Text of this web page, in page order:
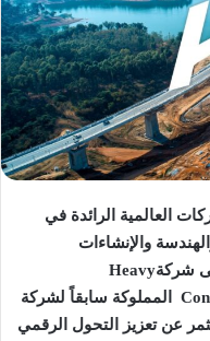
العالمية الرائدة في
والإنشاءات
وإدارة المباني، استكمال استحواذها على شركةHeavy
) المملوكة سابقاً لشركة
عن تعزيز التحول الرقمي